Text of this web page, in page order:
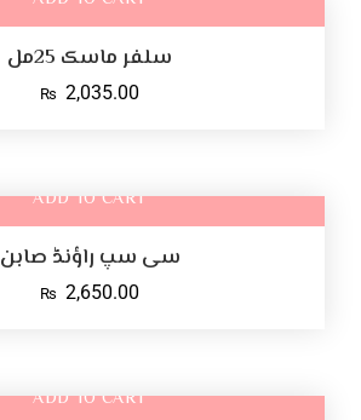
سلفر ماسک 25مل
₨ 2,035.00
ADD TO CART
سی سپ راؤنڈ صابن
₨ 2,650.00
ADD TO CART